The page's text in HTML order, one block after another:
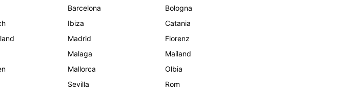
Barcelona
Ibiza
Madrid
Malaga
Mallorca
Sevilla
Bologna
Catania
Florenz
Mailand
Olbia
Rom